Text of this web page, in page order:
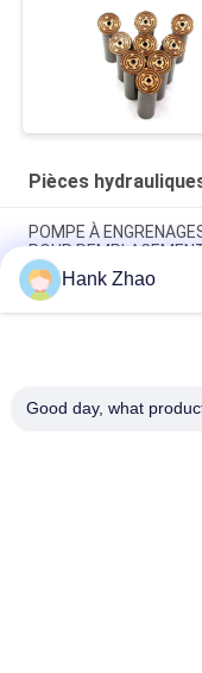
Pièces
POMPE À
POUR
POMPE À
POUR
Pompes à
Hank Zhao
Good day, what